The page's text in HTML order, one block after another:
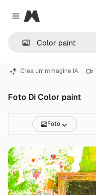
Close menu
Magnific
Crea un'immagine IA
Foto Di Color paint
Foto